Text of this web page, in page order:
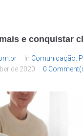
e conquistar
In Comunicação,
de 2020 0